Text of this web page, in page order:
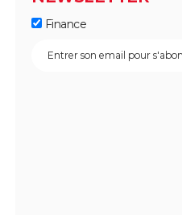
Finance